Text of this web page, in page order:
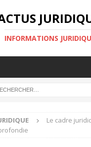
INFORMATIONS
Le cadre